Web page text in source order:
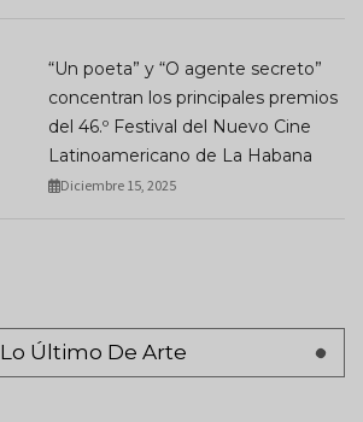
“Un poeta” y “O agente secreto”
concentran los principales premios
del 46.º Festival del Nuevo Cine
Latinoamericano de La Habana
Diciembre 15, 2025
Lo Último De Arte